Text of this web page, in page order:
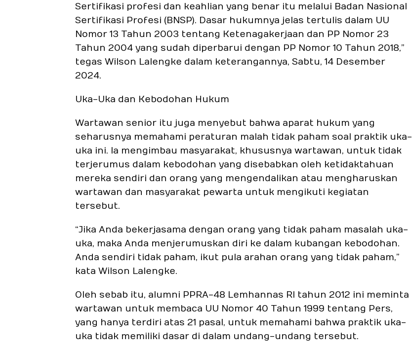
Sertifikasi profesi dan keahlian yang benar itu melalui Badan Nasional
Sertifikasi Profesi (BNSP). Dasar hukumnya jelas tertulis dalam UU
Nomor 13 Tahun 2003 tentang Ketenagakerjaan dan PP Nomor 23
Tahun 2004 yang sudah diperbarui dengan PP Nomor 10 Tahun 2018,”
tegas Wilson Lalengke dalam keterangannya, Sabtu, 14 Desember
2024.
Uka-Uka dan Kebodohan Hukum
Wartawan senior itu juga menyebut bahwa aparat hukum yang
seharusnya memahami peraturan malah tidak paham soal praktik uka-
uka ini. Ia mengimbau masyarakat, khususnya wartawan, untuk tidak
terjerumus dalam kebodohan yang disebabkan oleh ketidaktahuan
mereka sendiri dan orang yang mengendalikan atau mengharuskan
wartawan dan masyarakat pewarta untuk mengikuti kegiatan
tersebut.
“Jika Anda bekerjasama dengan orang yang tidak paham masalah uka-
uka, maka Anda menjerumuskan diri ke dalam kubangan kebodohan.
Anda sendiri tidak paham, ikut pula arahan orang yang tidak paham,”
kata Wilson Lalengke.
Oleh sebab itu, alumni PPRA-48 Lemhannas RI tahun 2012 ini meminta
wartawan untuk membaca UU Nomor 40 Tahun 1999 tentang Pers,
yang hanya terdiri atas 21 pasal, untuk memahami bahwa praktik uka-
uka tidak memiliki dasar di dalam undang-undang tersebut.